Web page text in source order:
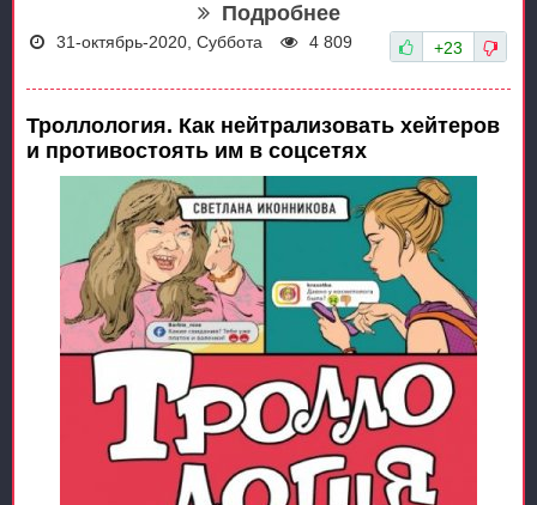
Подробнее
31-октябрь-2020, Суббота 4 809 +23
Троллология. Как нейтрализовать хейтеров
и противостоять им в соцсетях